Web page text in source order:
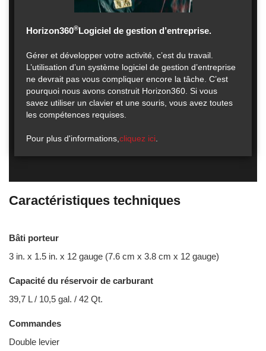
Horizon360®Logiciel de gestion d’entreprise.
Gérer et développer votre activité, c’est du travail.
L’utilisation d’un système logiciel de gestion d’entreprise
ne devrait pas vous compliquer encore la tâche. C’est
pourquoi nous avons construit Horizon360. Si vous
savez utiliser un clavier et une souris, vous avez toutes
les compétences requises.
Pour plus d'informations, cliquez ici
Caractéristiques techniques
Bâti porteur
3 in. x 1.5 in. x 12 gauge (7.6 cm x 3.8 cm x 12 gauge)
Capacité du réservoir de carburant
39,7 L / 10,5 gal. / 42 Qt.
Commandes
Double levier